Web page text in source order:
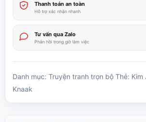
Thanh toán an toàn
Hỗ trợ xác nhận nhanh
Tư vấn qua Zalo
Phản hồi trong giờ làm việc
Danh mục: Truyện tranh trọn bộ Thẻ: Kim
Knaak